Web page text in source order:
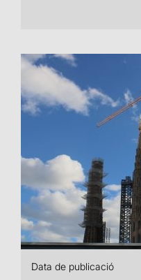
Data de publicació